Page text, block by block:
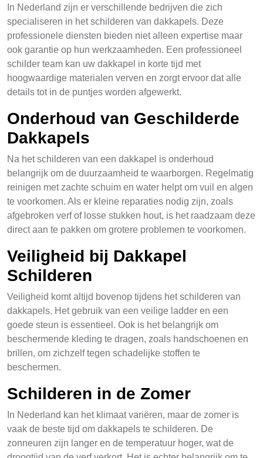
In Nederland zijn er verschillende bedrijven die zich
specialiseren in het schilderen van dakkapels. Deze
professionele diensten bieden niet alleen expertise maar
ook garantie op hun werkzaamheden. Een professioneel
schilder team kan uw dakkapel in korte tijd met
hoogwaardige materialen verven en zorgt ervoor dat alle
details tot in de puntjes worden afgewerkt.
Onderhoud van Geschilderde
Dakkapels
Na het schilderen van een dakkapel is onderhoud
belangrijk om de duurzaamheid te waarborgen. Regelmatig
reinigen met zachte schuim en water helpt om vuil en algen
te voorkomen. Als er kleine reparaties nodig zijn, zoals
afgebroken verf of losse stukken hout, is het raadzaam deze
direct aan te pakken om grotere problemen te voorkomen.
Veiligheid bij Dakkapel
Schilderen
Veiligheid komt altijd bovenop tijdens het schilderen van
dakkapels. Het gebruik van een veilige ladder en een
goede steun is essentieel. Ook is het belangrijk om
beschermende kleding te dragen, zoals handschoenen en
brillen, om zichzelf tegen schadelijke stoffen te
beschermen.
Schilderen in de Zomer
In Nederland kan het klimaat variëren, maar de zomer is
vaak de beste tijd om dakkapels te schilderen. De
zonneuren zijn langer en de temperatuur hoger, wat de